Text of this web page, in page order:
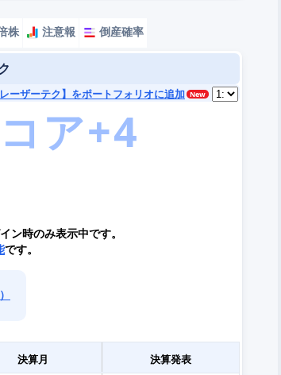
株 注意報 倒産確率
レーザーテク】をポートフォリオに追加
ン時のみ表示中です。
です。
決算月 決算発表